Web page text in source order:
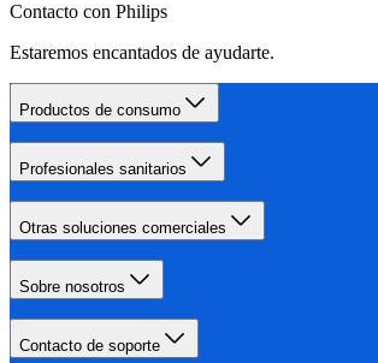
Contacto con Philips
Estaremos encantados de ayudarte.
Productos de consumo
Profesionales sanitarios
Otras soluciones comerciales
Sobre nosotros
Contacto de soporte